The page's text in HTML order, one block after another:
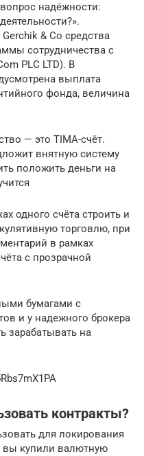
надёжности:
& Co средства
сотрудничества с
PLC LTD). В
выплата
фонда, величина
— это TIMA-счёт.
внятную систему
положить деньги на
одного счёта строить и
торговлю, при
в рамках
с прозрачной
бумагами с
и у надежного брокера
зарабатывать на
контракты?
для локирования
купили валютную